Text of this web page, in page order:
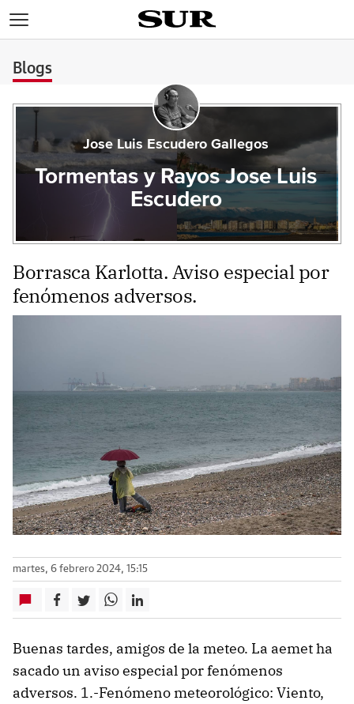
Blogs
Jose Luis Escudero Gallegos
Tormentas y Rayos Jose Luis
Escudero
Borrasca Karlotta. Aviso especial por
fenómenos adversos.
martes, 6 febrero 2024, 15:15
Buenas tardes, amigos de la meteo. La aemet ha
sacado un aviso especial por fenómenos
adversos. 1.-Fenómeno meteorológico: Viento,